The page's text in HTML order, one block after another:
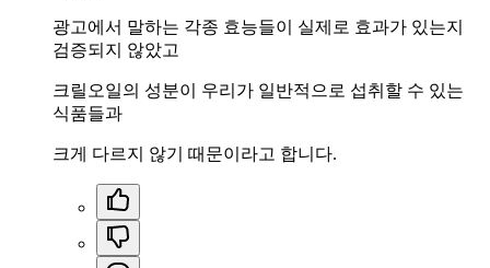
광고에서 말하는 각종 효능들이 실제로 효과가 있는지
검증되지 않았고
크릴오일의 성분이 우리가 일반적으로 섭취할 수 있는
식품들과
크게 다르지 않기 때문이라고 합니다.